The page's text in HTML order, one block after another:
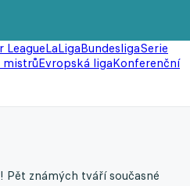
LeagueLaLigaBundesligaSerie
mistrůEvropská ligaKonferenční
známých tváří současné